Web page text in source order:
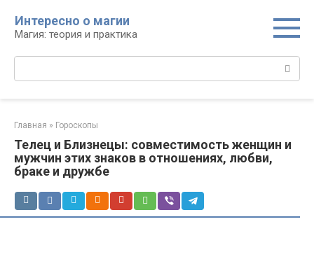
контенту
Интересно о магии
Магия: теория и практика
Главная » Гороскопы
Телец и Близнецы: совместимость женщин и
мужчин этих знаков в отношениях, любви,
браке и дружбе